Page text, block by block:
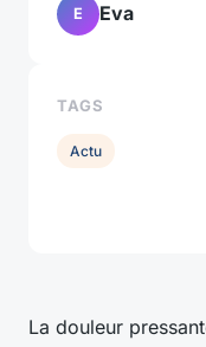
La douleur
E Eva
TAGS
Actu